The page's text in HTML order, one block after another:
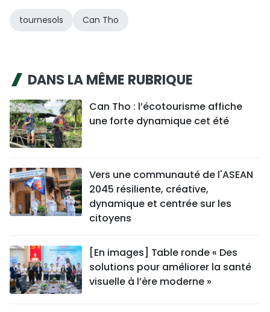
tournesols Can Tho
DANS LA MÊME RUBRIQUE
Can Tho : l’écotourisme affiche
une forte dynamique cet été
Vers une communauté de l'ASEAN
2045 résiliente, créative,
dynamique et centrée sur les
citoyens
[En images] Table ronde « Des
solutions pour améliorer la santé
visuelle à l’ère moderne »